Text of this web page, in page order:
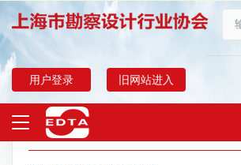
用户登录 旧网站进入
首页 协会动态